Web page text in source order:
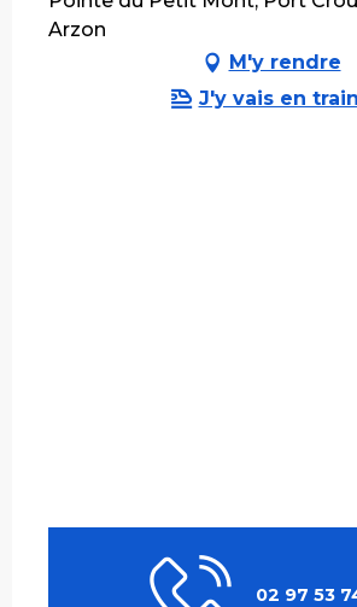
Arzon
M'y rendre
J'y vais en
02 97 53